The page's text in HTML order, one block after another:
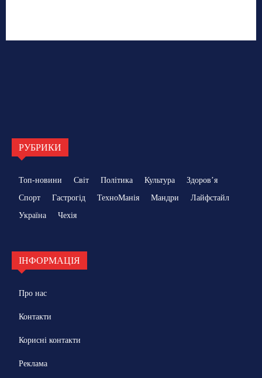
РУБРИКИ
Топ-новини Світ Політика Культура
Здоровʼя
Спорт
Гастрогід ТехноМанія Мандри
Лайфстайл
Україна
Чехія
ІНФОРМАЦІЯ
Про нас
Контакти
Корисні контакти
Реклама